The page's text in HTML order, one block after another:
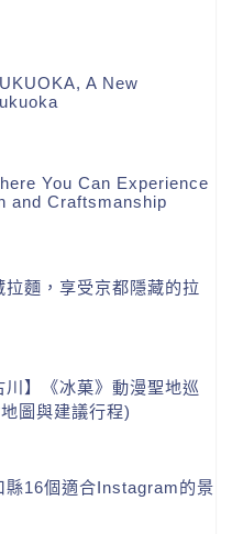
A New
You Can Experience
and Craftsmanship
拉麵，享受京都隱藏的拉
川】《冰菓》動漫聖地巡
圖與建議行程)
縣16個適合Instagram的景